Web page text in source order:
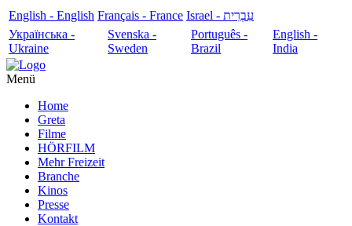
English - English Français - France
עִבְרִית - Israel
Українська -
Ukraine
Svenska -
Sweden
Português -
Brazil
English -
India
Menü
Home
Greta
Filme
HÖRFILM
Mehr Freizeit
Branche
Kinos
Presse
Kontakt